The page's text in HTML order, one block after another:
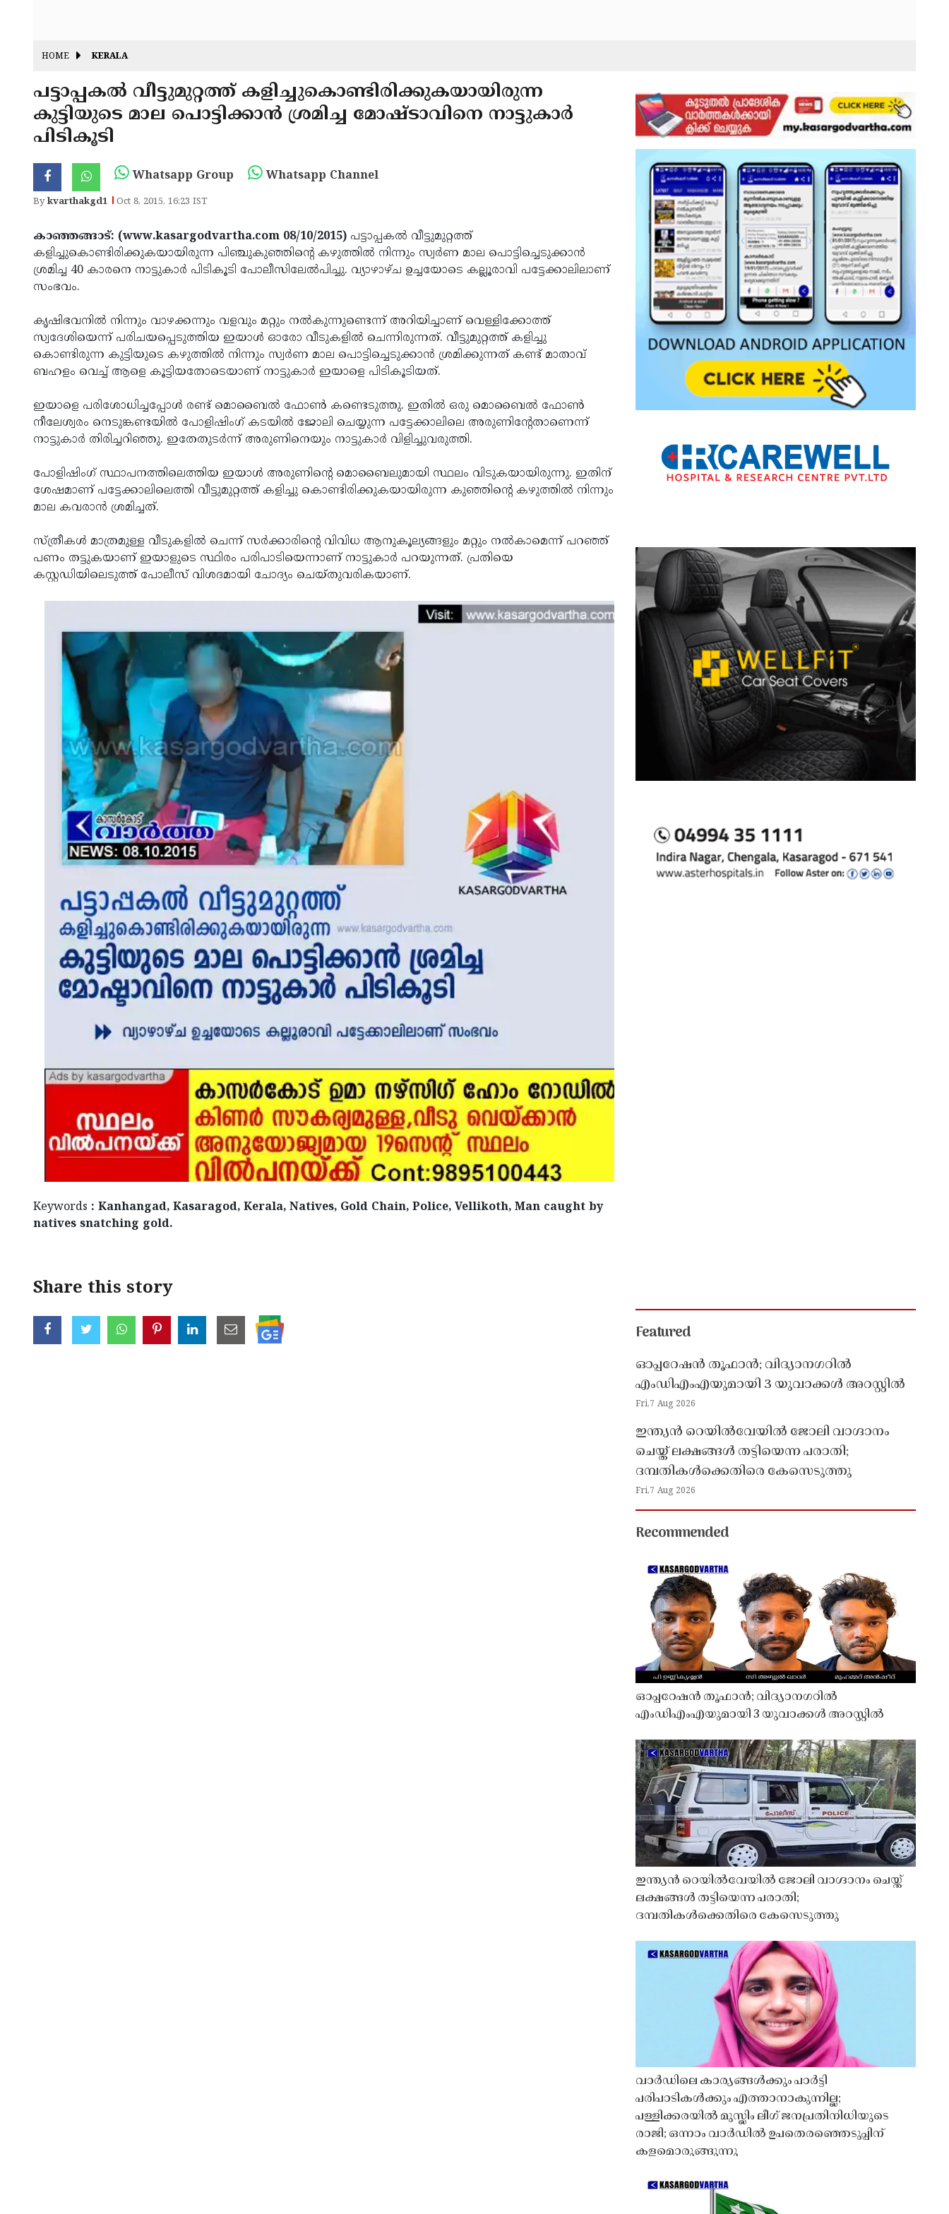
HOME KERALA
പട്ടാപ്പകല്‍ വീട്ടുമുറ്റത്ത് കളിച്ചുകൊണ്ടിരിക്കുകയായിരുന്ന
കുട്ടിയുടെ മാല പൊട്ടിക്കാന്‍ ശ്രമിച്ച മോഷ്ടാവിനെ നാട്ടുകാര്‍
പിടികൂടി
Whatsapp Group Whatsapp Channel
Bykvarthakgd1 Oct 8, 2015, 16:23 IST
കാഞ്ഞങ്ങാട്: (www.kasargodvartha.com 08/10/2015) പട്ടാപ്പകല്‍ വീട്ടുമുറ്റത്ത്
കളിച്ചുകൊണ്ടിരിക്കുകയായിരുന്ന പിഞ്ചുകുഞ്ഞിന്റെ കഴുത്തില്‍ നിന്നും സ്വര്‍ണ മാല പൊട്ടിച്ചെടുക്കാന്‍
ശ്രമിച്ച 40 കാരനെ നാട്ടുകാര്‍ പിടികൂടി പോലീസിലേല്‍പിച്ചു. വ്യാഴാഴ്ച ഉച്ചയോടെ കല്ലൂരാവി പട്ടേക്കാലിലാണ്
സംഭവം.
കൃഷിഭവനില്‍ നിന്നും വാഴക്കന്നും വളവും മറ്റും നല്‍കുന്നുണ്ടെന്ന് അറിയിച്ചാണ് വെള്ളിക്കോത്ത്
സ്വദേശിയെന്ന് പരിചയപ്പെടുത്തിയ ഇയാള്‍ ഓരോ വീടുകളില്‍ ചെന്നിരുന്നത്. വീട്ടുമുറ്റത്ത് കളിച്ചു
കൊണ്ടിരുന്ന കുട്ടിയുടെ കഴുത്തില്‍ നിന്നും സ്വര്‍ണ മാല പൊട്ടിച്ചെടുക്കാന്‍ ശ്രമിക്കുന്നത് കണ്ട് മാതാവ്
ബഹളം വെച്ച് ആളെ കൂട്ടിയതോടെയാണ് നാട്ടുകാര്‍ ഇയാളെ പിടികൂടിയത്.
ഇയാളെ പരിശോധിച്ചപ്പോള്‍ രണ്ട് മൊബൈല്‍ ഫോണ്‍ കണ്ടെടുത്തു. ഇതില്‍ ഒരു മൊബൈല്‍ ഫോണ്‍
നീലേശ്വരം നെടുങ്കണ്ടയില്‍ പോളിഷിംഗ് കടയില്‍ ജോലി ചെയ്യുന്ന പട്ടേക്കാലിലെ അരുണിന്റേതാണെന്ന്
നാട്ടുകാര്‍ തിരിച്ചറിഞ്ഞു. ഇതേതുടര്‍ന്ന് അരുണിനെയും നാട്ടുകാര്‍ വിളിച്ചുവരുത്തി.
പോളിഷിംഗ് സ്ഥാപനത്തിലെത്തിയ ഇയാൾ അരുണിന്റെ മൊബൈലുമായി സ്ഥലം വിടുകയായിരുന്നു. ഇതിന്
ശേഷമാണ് പട്ടേക്കാലിലെത്തി വീട്ടുമുറ്റത്ത് കളിച്ചു കൊണ്ടിരിക്കുകയായിരുന്ന കുഞ്ഞിന്റെ കഴുത്തില്‍ നിന്നും
മാല കവരാന്‍ ശ്രമിച്ചത്.
സ്ത്രീകള്‍ മാത്രമുള്ള വീടുകളില്‍ ചെന്ന് സര്‍ക്കാരിന്റെ വിവിധ ആനുകൂല്യങ്ങളും മറ്റും നല്‍കാമെന്ന് പറഞ്ഞ്
പണം തട്ടുകയാണ് ഇയാളുടെ സ്ഥിരം പരിപാടിയെന്നാണ് നാട്ടുകാര്‍ പറയുന്നത്. പ്രതിയെ
കസ്റ്റഡിയിലെടുത്ത് പോലീസ് വിശദമായി ചോദ്യം ചെയ്തുവരികയാണ്.
Keywords : Kanhangad, Kasaragod, Kerala, Natives, Gold Chain, Police, Vellikoth, Man caught by
natives snatching gold.
Share this story
Featured
ഓപ്പറേഷൻ തൂഫാൻ; വിദ്യാനഗറിൽ
എംഡിഎംഎയുമായി 3 യുവാക്കൾ അറസ്റ്റിൽ
Fri,7 Aug 2026
ഇന്ത്യൻ റെയിൽവേയിൽ ജോലി വാഗ്ദാനം
ചെയ്ത് ലക്ഷങ്ങൾ തട്ടിയെന്ന പരാതി;
ദമ്പതികൾക്കെതിരെ കേസെടുത്തു
Fri,7 Aug 2026
Recommended
ഓപ്പറേഷൻ തൂഫാൻ; വിദ്യാനഗറിൽ
എംഡിഎംഎയുമായി 3 യുവാക്കൾ അറസ്റ്റിൽ
ഇന്ത്യൻ റെയിൽവേയിൽ ജോലി വാഗ്ദാനം ചെയ്ത്
ലക്ഷങ്ങൾ തട്ടിയെന്ന പരാതി;
ദമ്പതികൾക്കെതിരെ കേസെടുത്തു
വാർഡിലെ കാര്യങ്ങൾക്കും പാർട്ടി
പരിപാടികൾക്കും എത്താനാകുന്നില്ല;
പള്ളിക്കരയിൽ മുസ്ലിം ലീഗ് ജനപ്രതിനിധിയുടെ
രാജി; ഒന്നാം വാർഡിൽ ഉപതെരഞ്ഞെടുപ്പിന്
കളമൊരുങ്ങുന്നു